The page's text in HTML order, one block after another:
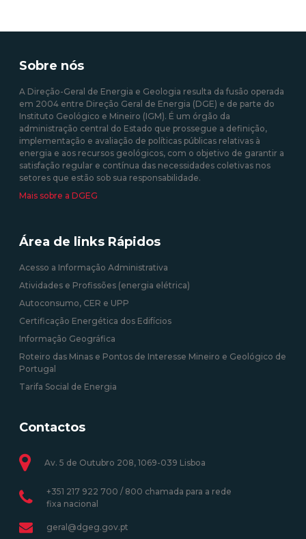
Sobre nós
A Direção-Geral de Energia e Geologia resulta da fusão operada
em 2004 entre Direção Geral de Energia (DGE) e de parte do
Instituto Geológico e Mineiro (IGM). É um órgão da
administração central do Estado que prossegue a definição,
implementação e avaliação de políticas públicas relativas à
energia e aos recursos geológicos, com o objetivo de garantir a
satisfação regular e contínua das necessidades coletivas nos
setores que estão sob sua responsabilidade.
Mais sobre a DGEG
Área de links Rápidos
Acesso a Informação Administrativa
Atividades e Profissões (energia elétrica)
Autoconsumo, CER e UPP
Certificação Energética dos Edifícios
Informação Geográfica
Roteiro das Minas e Pontos de Interesse Mineiro e Geológico de
Portugal
Tarifa Social de Energia
Contactos
Av. 5 de Outubro 208, 1069-039 Lisboa
+351 217 922 700 / 800 chamada para a rede
fixa nacional
geral@dgeg.gov.pt